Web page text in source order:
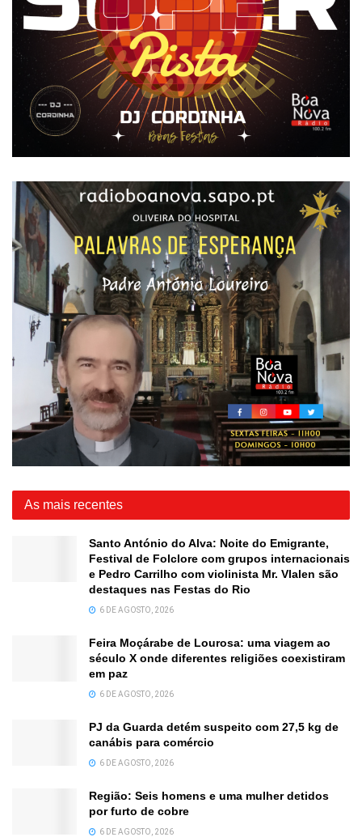
As mais recentes
Santo António do Alva: Noite do Emigrante,
Festival de Folclore com grupos internacionais
e Pedro Carrilho com violinista Mr. Vlalen são
destaques nas Festas do Rio
6 DE AGOSTO, 2026
Feira Moçárabe de Lourosa: uma viagem ao
século X onde diferentes religiões coexistiram
em paz
6 DE AGOSTO, 2026
PJ da Guarda detém suspeito com 27,5 kg de
canábis para comércio
6 DE AGOSTO, 2026
Região: Seis homens e uma mulher detidos
por furto de cobre
6 DE AGOSTO, 2026